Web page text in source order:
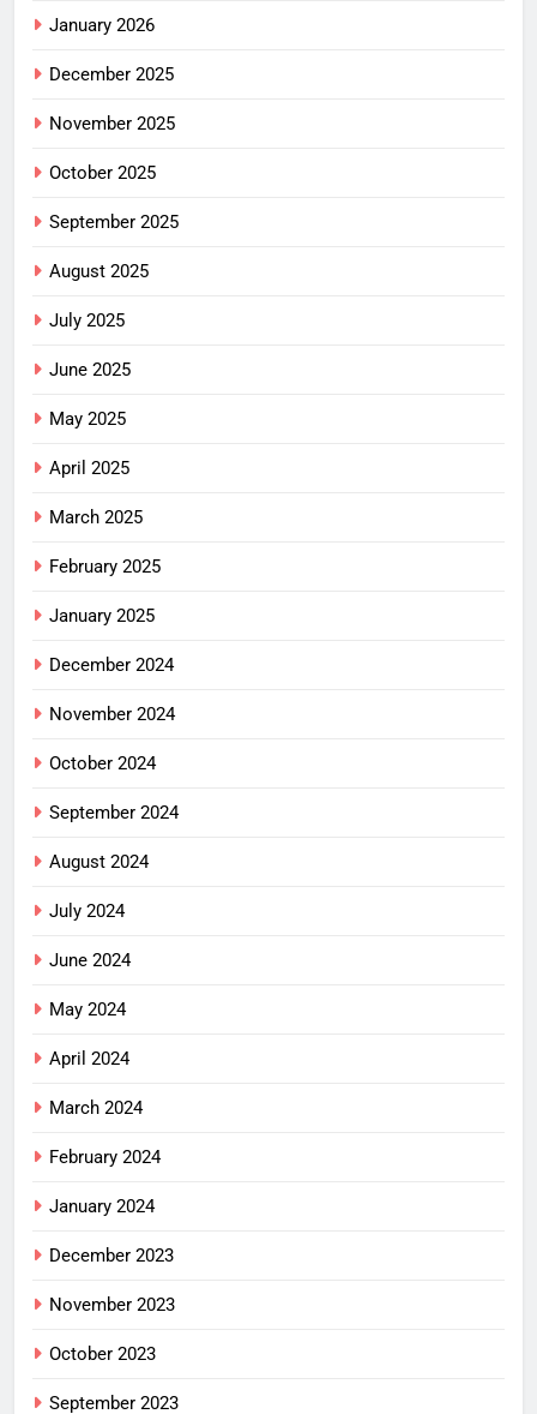
January 2026
December 2025
November 2025
October 2025
September 2025
August 2025
July 2025
June 2025
May 2025
April 2025
March 2025
February 2025
January 2025
December 2024
November 2024
October 2024
September 2024
August 2024
July 2024
June 2024
May 2024
April 2024
March 2024
February 2024
January 2024
December 2023
November 2023
October 2023
September 2023